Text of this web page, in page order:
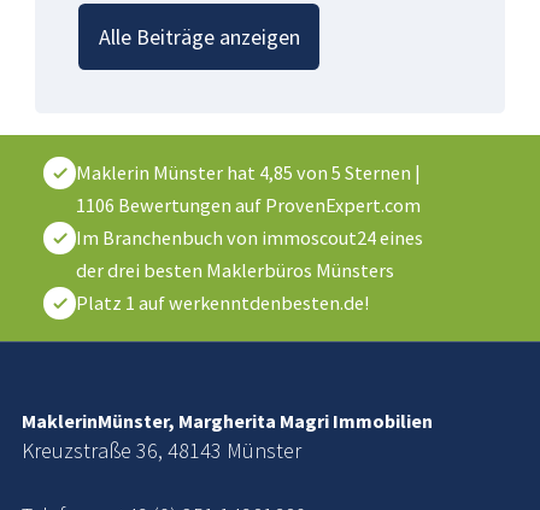
Alle Beiträge anzeigen
Maklerin Münster hat 4,85 von 5 Sternen |
1106 Bewertungen auf ProvenExpert.com
Im Branchenbuch von immoscout24 eines
der drei besten Maklerbüros Münsters
Platz 1 auf werkenntdenbesten.de!
MaklerinMünster, Margherita Magri Immobilien
Kreuzstraße 36, 48143 Münster